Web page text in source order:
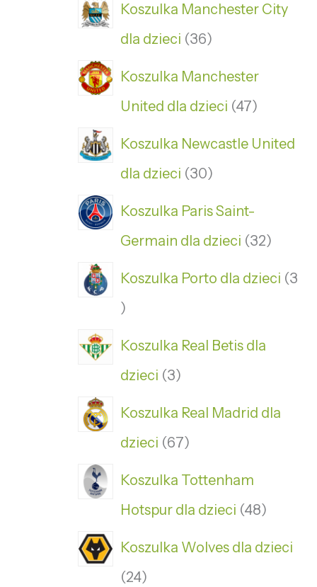
Koszulka Manchester City
dla dzieci 36
Koszulka Manchester
United dla dzieci 47
Koszulka Newcastle United
dla dzieci 30
Koszulka Paris Saint-
Germain dla dzieci 32
Koszulka Porto dla dzieci 3
Koszulka Real Betis dla
dzieci 3
Koszulka Real Madrid dla
dzieci 67
Koszulka Tottenham
Hotspur dla dzieci 48
Koszulka Wolves dla dzieci
24